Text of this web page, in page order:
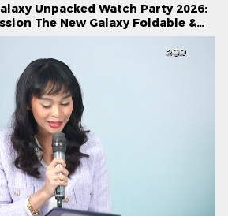
Unpacked Watch Party 2026:
The New Galaxy Foldable &
Series